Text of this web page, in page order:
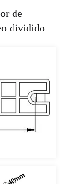
de
dividido